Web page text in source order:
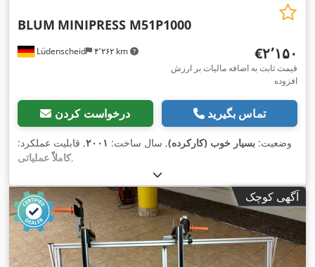
Lüdenscheid ۴٬۲۶۲ km
BLUM MINIPRESS M51P1000
‎€۲٬۱۵۰
قیمت ثابت به اضافه مالیات بر ارزش
افزوده
درخواست کردن تماس بگیرید
وضعیت: بسیار خوب (کارکرده), سال ساخت: ۲۰۰۱, قابلیت عملکرد:
کاملاً عملیاتی,
آگهی کوچک